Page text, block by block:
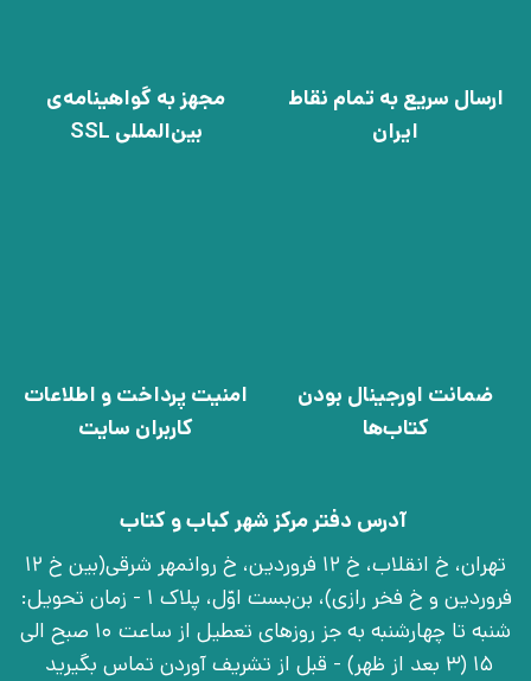
ارسال سریع به تمام نقاط
ایران
مجهز به گواهینامه‌ی
بین‌المللی SSL
ضمانت اورجینال بودن
کتاب‌ها
امنیت پرداخت و اطلاعات
کاربران سایت
آدرس دفتر مرکز شهر کباب و کتاب
تهران، خ انقلاب، خ 12 فروردین، خ روانمهر شرقی(بین خ 12
فروردین و خ فخر رازی)، بن‌بست اوّل، پلاک 1 - زمان تحویل:
شنبه تا چهارشنبه به جز روزهای تعطیل از ساعت 10 صبح الی
15 (3 بعد از ظهر) - قبل از تشریف آوردن تماس بگیرید